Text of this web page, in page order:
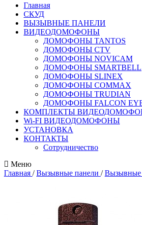
Главная
СКУД
ВЫЗЫВНЫЕ ПАНЕЛИ
ВИДЕОДОМОФОНЫ
ДОМОФОНЫ TANTOS
ДОМОФОНЫ CTV
ДОМОФОНЫ NOVICAM
ДОМОФОНЫ SMARTBELL
ДОМОФОНЫ SLINEX
ДОМОФОНЫ COMMAX
ДОМОФОНЫ TRUDIAN
ДОМОФОНЫ FALCON
КОМПЛЕКТЫ
Wi-FI ВИДЕОДОМОФОНЫ
УСТАНОВКА
КОНТАКТЫ
Сотрудничество
Меню
Главная /Вызывные панели /Вызывные